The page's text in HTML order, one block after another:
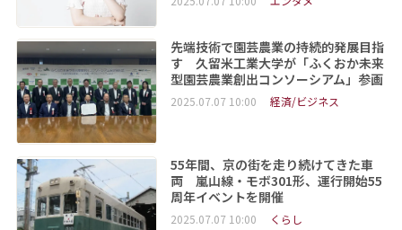
先端技術で園芸農業の持続的発展目指
す 久留米工業大学が「ふくおか未来
型園芸農業創出コンソーシアム」参画
2025.07.07 10:00 経済/ビジネス
55年間、京の街を走り続けてきた車
両 嵐山線・モボ301形、運行開始55
周年イベントを開催
2025.07.07 10:00 くらし